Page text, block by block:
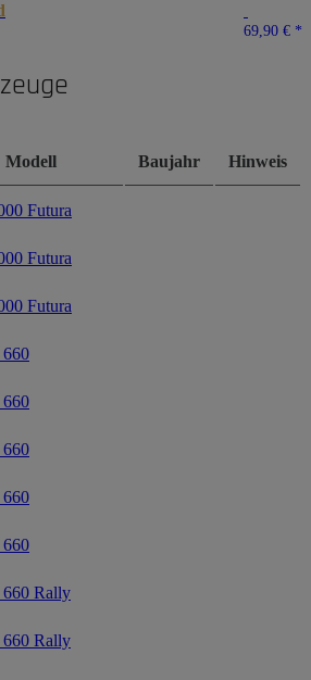
69,90 € *
Modell Baujahr Hinweis
Futura
Futura
Futura
660
660
660
660
660
660 Rally
660 Rally